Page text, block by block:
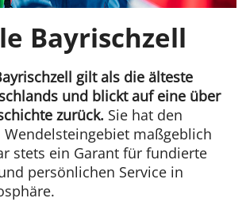
Bayrischzell
gilt als die älteste
und blickt auf eine über
zurück. Sie hat den
maßgeblich
stets ein Garant für fundierte
persönlichen Service in